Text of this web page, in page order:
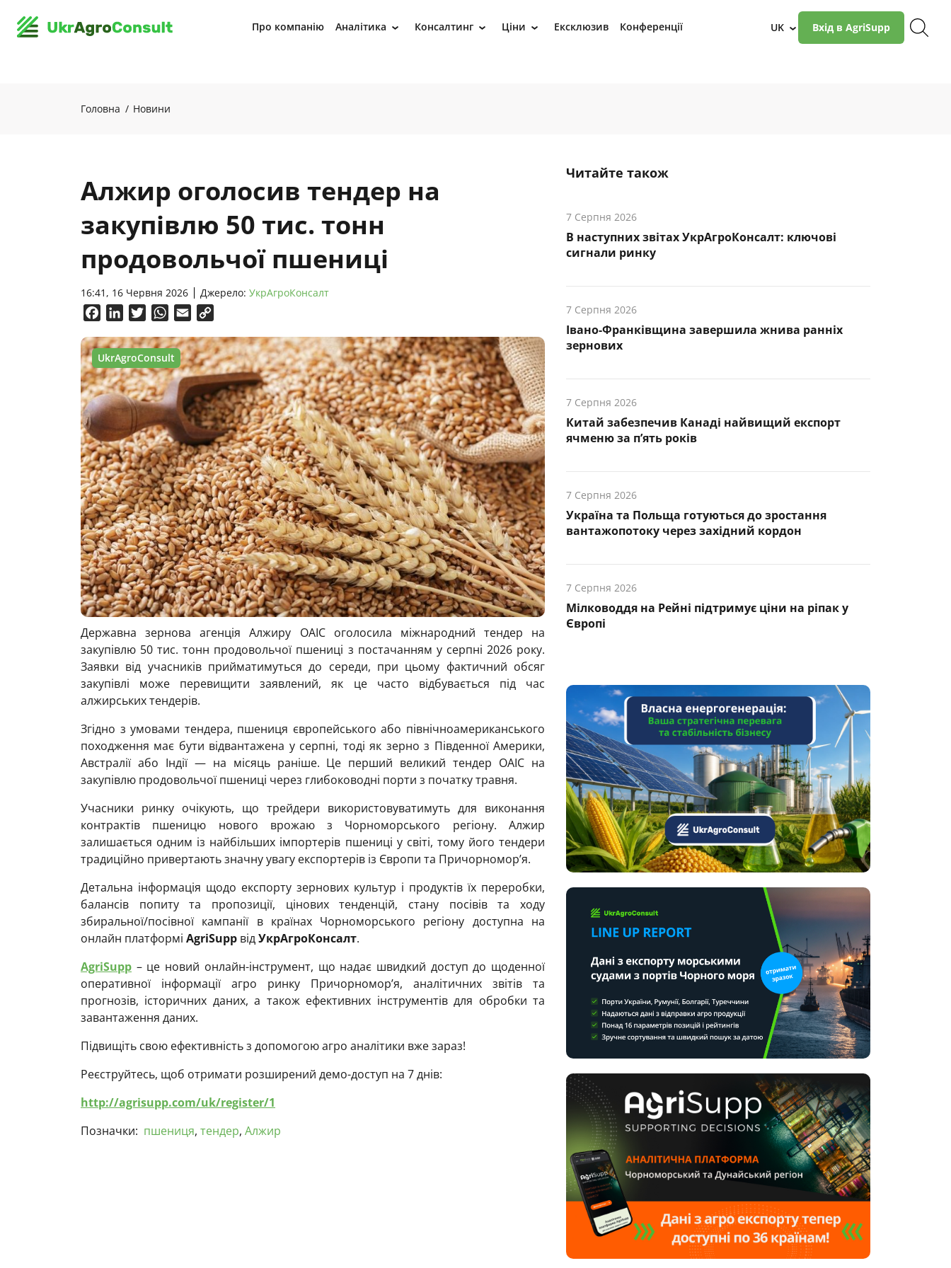
Про компанію Аналітика › Консалтинг › Ціни › Ексклюзив Конференції UK › Вхід в AgriSupp
Головна Новини
Алжир оголосив тендер на
закупівлю 50 тис. тонн
продовольчої пшениці
16:41, 16 Червня 2026 Джерело: УкрАгроКонсалт
FacebookLinkedInTwitterWhatsApp
Email
UkrAgroConsult
Державна зернова агенція Алжиру OAIC оголосила міжнародний тендер на
закупівлю 50 тис. тонн продовольчої пшениці з постачанням у серпні 2026 року.
Заявки від учасників прийматимуться до середи, при цьому фактичний обсяг
закупівлі може перевищити заявлений, як це часто відбувається під час
алжирських тендерів.
Згідно з умовами тендера, пшениця європейського або північноамериканського
походження має бути відвантажена у серпні, тоді як зерно з Південної Америки,
Австралії або Індії — на місяць раніше. Це перший великий тендер OAIC на
закупівлю продовольчої пшениці через глибоководні порти з початку травня.
Учасники ринку очікують, що трейдери використовуватимуть для виконання
контрактів пшеницю нового врожаю з Чорноморського регіону. Алжир
залишається одним із найбільших імпортерів пшениці у світі, тому його тендери
традиційно привертають значну увагу експортерів із Європи та Причорномор’я.
Детальна інформація щодо експорту зернових культур і продуктів їх переробки,
балансів попиту та пропозиції, цінових тенденцій, стану посівів та ходу
збиральної/посівної кампанії в країнах Чорноморського регіону доступна на
онлайн платформі AgriSupp відУкрАгроКонсалт.
AgriSupp – це новий онлайн-інструмент, що надає швидкий доступ до щоденної
оперативної інформації агро ринку Причорномор’я, аналітичних звітів та
прогнозів, історичних даних, а також ефективних інструментів для обробки та
завантаження даних.
Підвищіть свою ефективність з допомогою агро аналітики вже зараз!
Реєструйтесь, щоб отримати розширений демо-доступ на 7 днів:
http://agrisupp.com/uk/register/1
Позначки: пшениця, тендер, Алжир
Читайте також
7 Серпня 2026
В наступних звітах УкрАгроКонсалт: ключові
cигнали ринку
7 Серпня 2026
Івано-Франківщина завершила жнива ранніх
зернових
7 Серпня 2026
Китай забезпечив Канаді найвищий експорт
ячменю за п’ять років
7 Серпня 2026
Україна та Польща готуються до зростання
вантажопотоку через західний кордон
7 Серпня 2026
Мілководдя на Рейні підтримує ціни на ріпак у
Європі